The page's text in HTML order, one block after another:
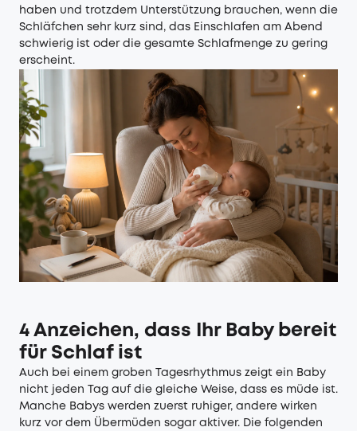
haben und trotzdem Unterstützung brauchen, wenn die
Schläfchen sehr kurz sind, das Einschlafen am Abend
schwierig ist oder die gesamte Schlafmenge zu gering
erscheint.
4 Anzeichen, dass Ihr Baby bereit
für Schlaf ist
Auch bei einem groben Tagesrhythmus zeigt ein Baby
nicht jeden Tag auf die gleiche Weise, dass es müde ist.
Manche Babys werden zuerst ruhiger, andere wirken
kurz vor dem Übermüden sogar aktiver. Die folgenden